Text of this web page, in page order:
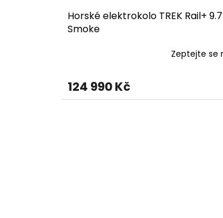
Horské elektrokolo TREK Rail+
Smoke
Zeptejte se
124 990 Kč